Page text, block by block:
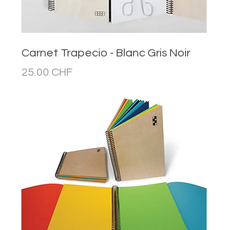
Carnet Trapecio - Blanc Gris Noir
Prix
25.00 CHF